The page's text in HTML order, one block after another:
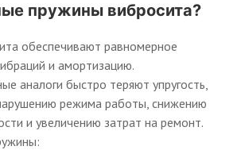
пружины вибросита?
обеспечивают равномерное
и амортизацию.
аналоги быстро теряют упругость,
режима работы, снижению
и увеличению затрат на ремонт.